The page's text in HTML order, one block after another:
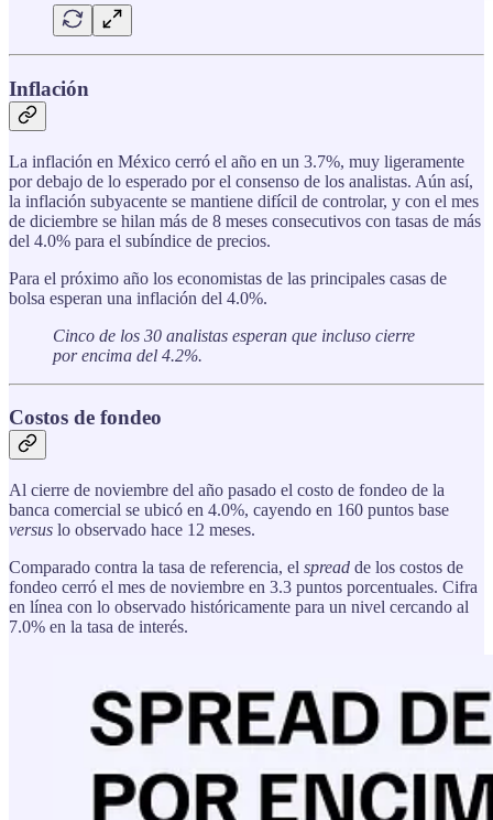
Inflación
La inflación en México cerró el año en un 3.7%, muy ligeramente
por debajo de lo esperado por el consenso de los analistas. Aún así,
la inflación subyacente se mantiene difícil de controlar, y con el mes
de diciembre se hilan más de 8 meses consecutivos con tasas de más
del 4.0% para el subíndice de precios.
Para el próximo año los economistas de las principales casas de
bolsa esperan una inflación del 4.0%.
Cinco de los 30 analistas esperan que incluso cierre
por encima del 4.2%.
Costos de fondeo
Al cierre de noviembre del año pasado el costo de fondeo de la
banca comercial se ubicó en 4.0%, cayendo en 160 puntos base
versus lo observado hace 12 meses.
Comparado contra la tasa de referencia, el spread de los costos de
fondeo cerró el mes de noviembre en 3.3 puntos porcentuales. Cifra
en línea con lo observado históricamente para un nivel cercando al
7.0% en la tasa de interés.